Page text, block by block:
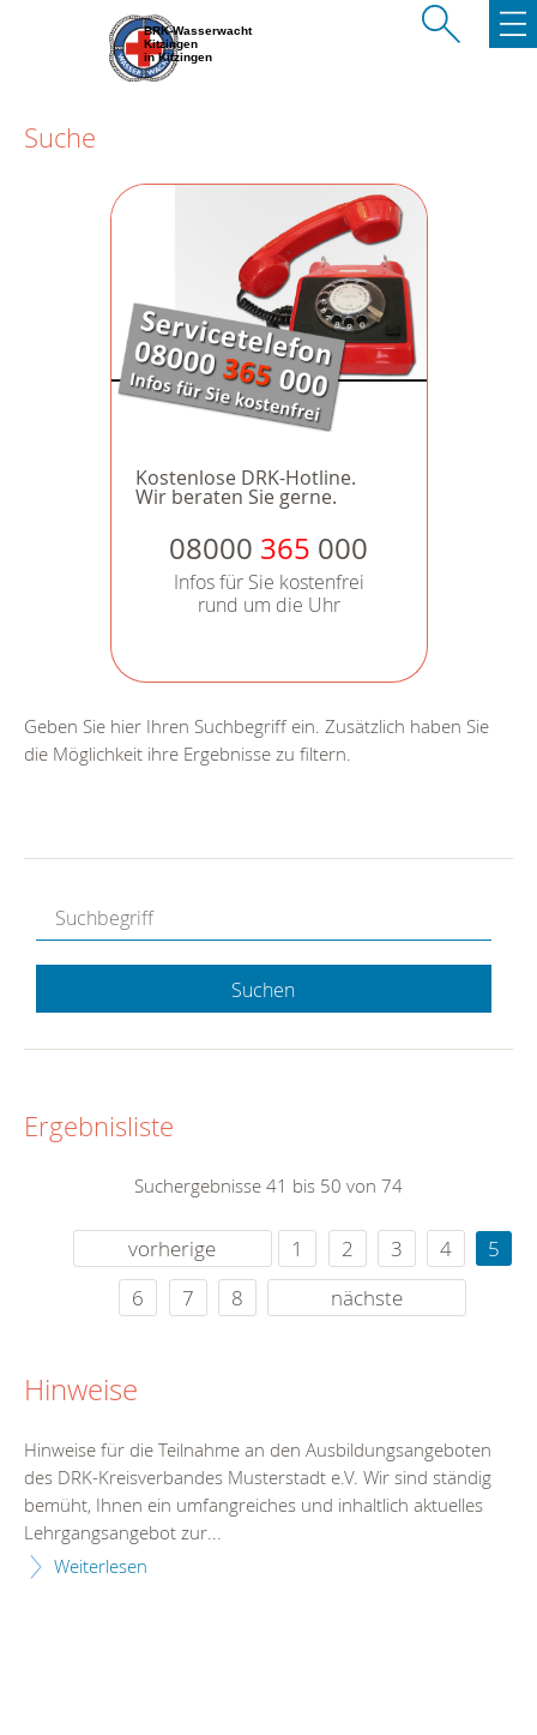
BRK-Wasserwacht
Kitzingen
in Kitzingen
Suche
Kostenlose DRK-Hotline.
Wir beraten Sie gerne.
08000 365 000
Infos für Sie kostenfrei
rund um die Uhr
Geben Sie hier Ihren Suchbegriff ein. Zusätzlich haben Sie
die Möglichkeit ihre Ergebnisse zu filtern.
Suchen
Ergebnisliste
Suchergebnisse 41 bis 50 von 74
vorherige 1 2 3 4
5
6
7 8 nächste
Hinweise
Hinweise für die Teilnahme an den Ausbildungsangeboten
des DRK-Kreisverbandes Musterstadt e.V. Wir sind ständig
bemüht, Ihnen ein umfangreiches und inhaltlich aktuelles
Lehrgangsangebot zur...
Weiterlesen